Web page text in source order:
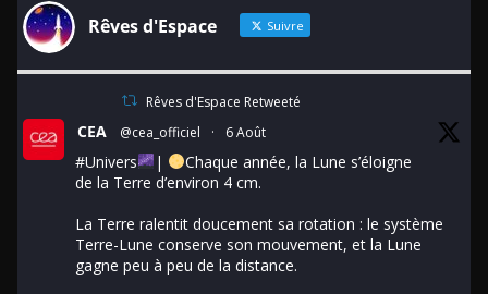
Rêves d'Espace Suivre
Rêves d'Espace Retweeté
CEA @cea_officiel · 6 Août
#Univers |
Chaque année, la Lune s’éloigne
de la Terre d’environ 4 cm.
La Terre ralentit doucement sa rotation : le système
Terre-Lune conserve son mouvement, et la Lune
gagne peu à peu de la distance.